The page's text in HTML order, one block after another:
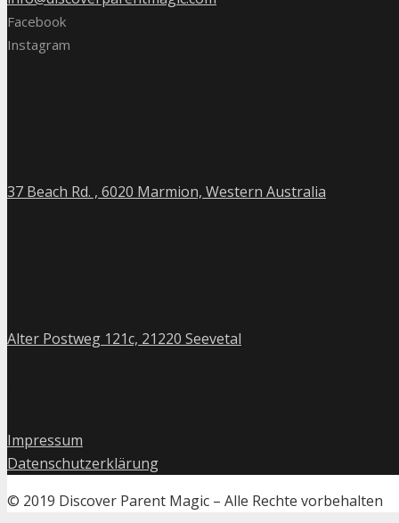
Facebook
Instagram
37 Beach Rd. , 6020 Marmion, Western Australia
Alter Postweg 121c, 21220 Seevetal
Impressum
Datenschutzerklärung
© 2019 Discover Parent Magic – Alle Rechte vorbehalten